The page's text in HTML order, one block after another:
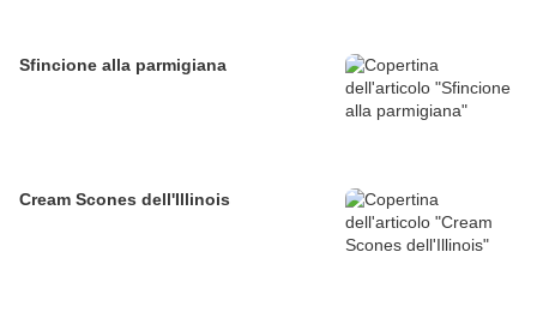
Sfincione alla parmigiana
Cream Scones dell'Illinois